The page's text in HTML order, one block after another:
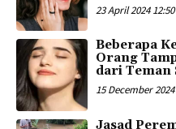
23 April 2024
Beberapa
Orang
dari Teman
15 December
Jasad